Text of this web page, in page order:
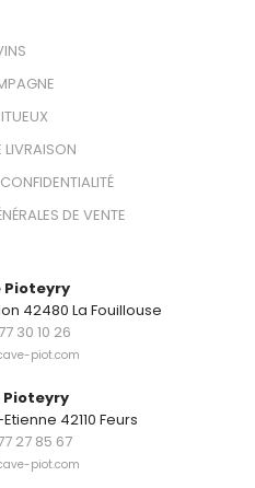
LIVRAISON
DE VENTE
Pioteyry
42480 La Fouillouse
30 10 26
piot.com
Pioteyry
42110 Feurs
27 85 67
piot.com